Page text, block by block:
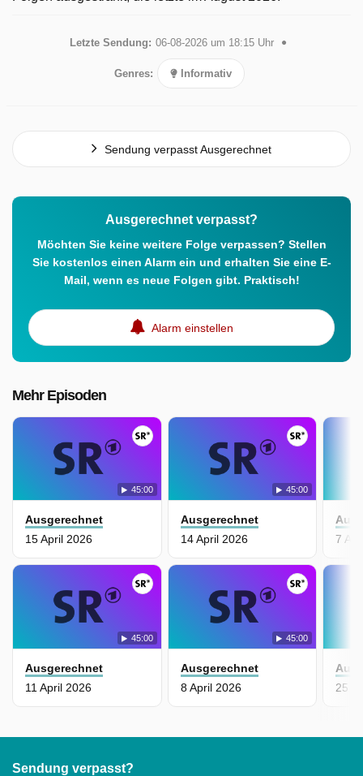
Letzte Sendung: 06-08-2026 um 18:15 Uhr
Genres: Informativ
Sendung verpasst Ausgerechnet
Ausgerechnet verpasst?
Möchten Sie keine weitere Folge verpassen? Stellen
Sie kostenlos einen Alarm ein und erhalten Sie eine E-
Mail, wenn es neue Folgen gibt. Praktisch!
Alarm einstellen
Mehr Episoden
45:00
Ausgerechnet
15 April 2026
45:00
Ausgerechnet
14 April 2026
45:00
Ausgerechnet
11 April 2026
45:00
Ausgerechnet
8 April 2026
7
25
Sendung verpasst?